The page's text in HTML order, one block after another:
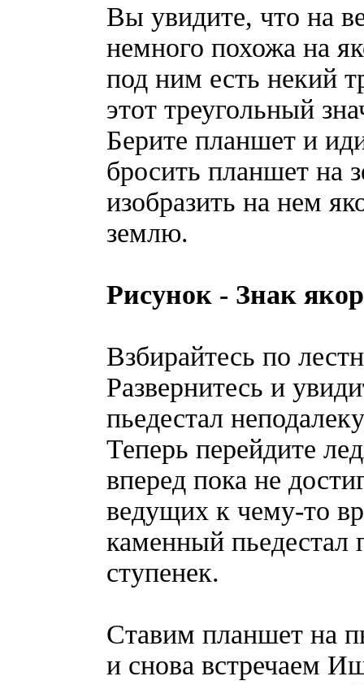
Вы увидите, что на
немного похожа на
под ним есть некий
этот треугольный
Берите планшет и
бросить планшет на
изобразить на нем
землю.
Рисунок - Знак
Взбирайтесь по
Развернитесь и
пьедестал
Теперь перейдите
вперед пока не
ведущих к чему-то
каменный
ступенек.
Ставим планшет на
и снова встречаем